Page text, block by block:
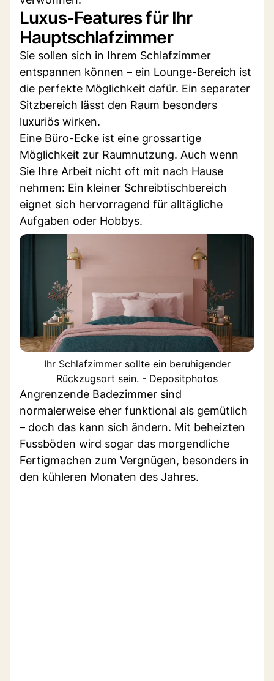
Luxus-Features für Ihr
Hauptschlafzimmer
Sie sollen sich in Ihrem Schlafzimmer
entspannen können – ein Lounge-Bereich ist
die perfekte Möglichkeit dafür. Ein separater
Sitzbereich lässt den Raum besonders
luxuriös wirken.
Eine Büro-Ecke ist eine grossartige
Möglichkeit zur Raumnutzung. Auch wenn
Sie Ihre Arbeit nicht oft mit nach Hause
nehmen: Ein kleiner Schreibtischbereich
eignet sich hervorragend für alltägliche
Aufgaben oder Hobbys.
Ihr Schlafzimmer sollte ein beruhigender
Rückzugsort sein. - Depositphotos
Angrenzende Badezimmer sind
normalerweise eher funktional als gemütlich
– doch das kann sich ändern. Mit beheizten
Fussböden wird sogar das morgendliche
Fertigmachen zum Vergnügen, besonders in
den kühleren Monaten des Jahres.